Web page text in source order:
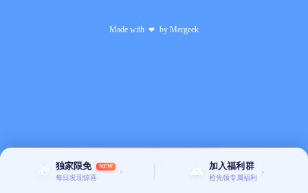
🎁 独家限免 NEW
每日发现惊喜
› 👥 加入福利群
抢先领专属福利
›
Made with ❤ by Mergeek